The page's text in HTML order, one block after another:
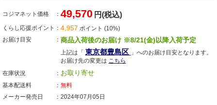
コジマネット価格 49,570 円(税込)
くらし応援ポイント 4,957 ポイント (10%)
お届け目安
商品入荷後のお届け ※8/21(金)以降入荷予定
上記は「 東京都豊島区 」へのお届け目安となります。
お届け先の変更は こちら
在庫状況
お取り寄せ
基本配送料
無料
メーカー発売日
2024年07月05日